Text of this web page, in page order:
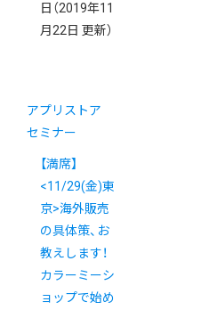
日 （2019年11
月22日 更新）
アプリストア
セミナー
【満席】
<11/29(金)東
京>海外販売
の具体策、お
教えします！
カラーミーシ
ョップで始め